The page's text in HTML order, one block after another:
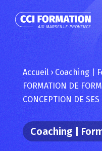
Accueil›Coaching |
FORMATION DE
CONCEPTION DE
Coaching |